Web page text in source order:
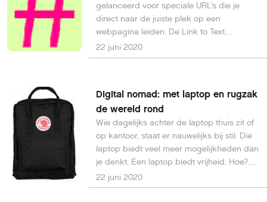
gelanceerd voor speciale URL’s die je
direct naar de juiste plek op een
webpagina leiden. De Link to Text
Fragment-extensie scheelt een hoop
zoekwerk.
22 juni 2020
Digital nomad: met laptop en rugzak
de wereld rond
Wie dagelijks achter de laptop thuis zit of
op kantoor, staat er nauwelijks bij stil. Die
laptop biedt veel meer mogelijkheden dan
je denkt. Een laptop biedt vrijheid. Hoe?
Dat leggen we hier uit.
22 juni 2020